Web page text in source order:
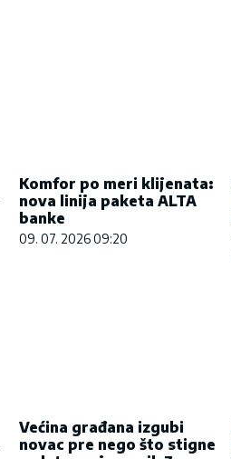
Komfor po meri klijenata:
nova linija paketa ALTA
banke
09. 07. 2026 09:20
Većina građana izgubi
novac pre nego što stigne